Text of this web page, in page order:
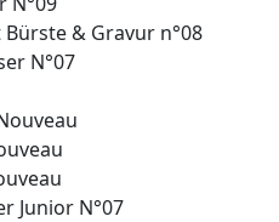
& Gravur n°08
N°07
Junior N°07